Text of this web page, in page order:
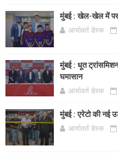
मुंबई : खेल-खेल में
आर्यावर्त डेस्क
मुंबई : धूत
घमासान
आर्यावर्त डेस्क
मुंबई : एरेटो की नई
आर्यावर्त डेस्क